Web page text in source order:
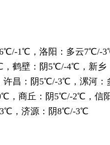
1℃，洛阳：多云7℃/-
鹤壁：阴5℃/-4℃，新乡
昌：阴5℃/-3℃，漯河：
，商丘：阴5℃/-2℃，信
，济源：阴8℃/-3℃